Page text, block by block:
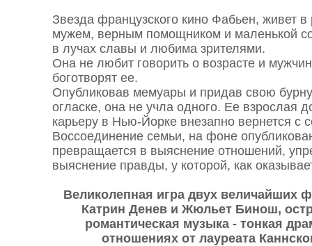
Звезда французского кино Фабьен, живет
мужем, верным помощником и маленькой
в лучах славы и любима зрителями.
Она не любит говорить о возрасте и
боготворят ее.
Опубликовав мемуары и придав свою
огласке, она не учла одного. Ее взрослая
карьеру в Нью-Йорке внезапно вернется с
Воссоединение семьи, на фоне
превращается в выяснение отношений,
выяснение правды, у которой, как
Великолепная игра двух величайших
Катрин Денев и Жюльет Бинош,
романтическая музыка - тонкая
отношениях от лауреата